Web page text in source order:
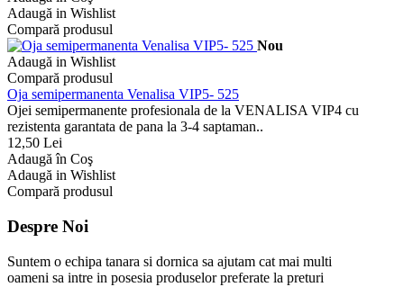
Adaugă in Wishlist
Compară produsul
Nou
Adaugă in Wishlist
Compară produsul
Oja semipermanenta Venalisa VIP5- 525
Ojei semipermanente profesionala de la VENALISA VIP4 cu
rezistenta garantata de pana la 3-4 saptaman..
12,50 Lei
Adaugă în Coş
Adaugă in Wishlist
Compară produsul
Despre Noi
Suntem o echipa tanara si dornica sa ajutam cat mai multi
oameni sa intre in posesia produselor preferate la preturi